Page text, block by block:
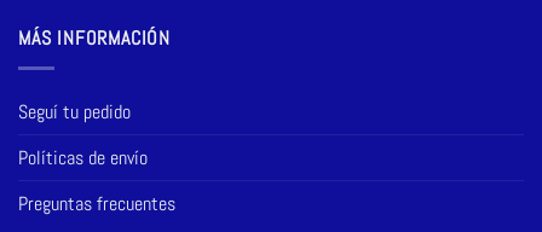
MÁS INFORMACIÓN
Seguí tu pedido
Políticas de envío
Preguntas frecuentes